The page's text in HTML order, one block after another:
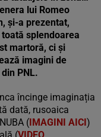
lui Romeo
și-a prezentat,
splendoarea
martoră, ci și
imagini de
PNL.
încinge imaginația
dată, rusoaica
(IMAGINI AICI)